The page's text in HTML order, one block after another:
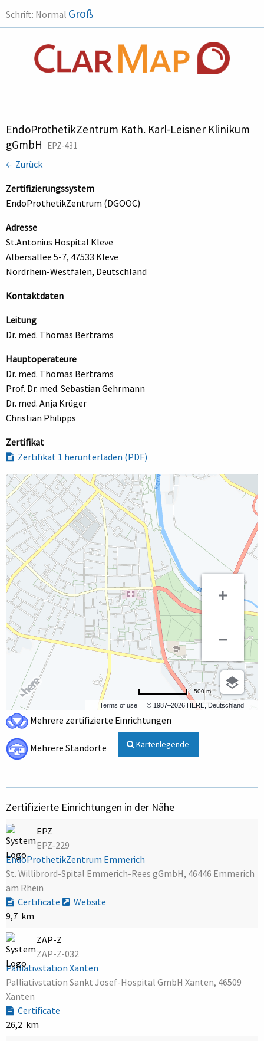
Schrift: Normal Groß
EndoProthetikZentrum Kath. Karl-Leisner Klinikum
gGmbH EPZ-431
← Zurück
Zertifizierungssystem
EndoProthetikZentrum (DGOOC)
Adresse
St.Antonius Hospital Kleve
Albersallee 5-7, 47533 Kleve
Nordrhein-Westfalen, Deutschland
Kontaktdaten
Leitung
Dr. med. Thomas Bertrams
Hauptoperateure
Dr. med. Thomas Bertrams
Prof. Dr. med. Sebastian Gehrmann
Dr. med. Anja Krüger
Christian Philipps
Zertifikat
Zertifikat 1 herunterladen (PDF)
Terms of use © 1987–2026 HERE, Deutschland
500 m
Mehrere zertifizierte Einrichtungen
Mehrere Standorte Kartenlegende
Zertifizierte Einrichtungen in der Nähe
EPZ
EPZ-229
EndoProthetikZentrum Emmerich
St. Willibrord-Spital Emmerich-Rees gGmbH, 46446 Emmerich
am Rhein
Certificate
Website
9,7 km
ZAP-Z
ZAP-Z-032
Palliativstation Xanten
Palliativstation Sankt Josef-Hospital GmbH Xanten, 46509
Xanten
Certificate
26,2 km